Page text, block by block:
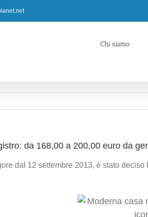
Chi siamo
da 168,00 a 200,00 euro da
dal 12 settembre 2013, è stato